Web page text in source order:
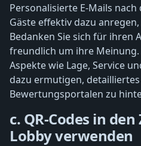
Personalisierte E-Mails
Gäste effektiv dazu
Bedanken Sie sich für ihren
freundlich um ihre
Aspekte wie Lage, Service
dazu ermutigen,
Bewertungsportalen zu
c. QR-Codes in
Lobby verwenden